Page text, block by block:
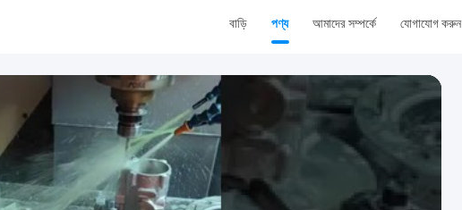
বাড়ি পণ্য আমাদের সম্পর্কে যোগাযোগ করুন